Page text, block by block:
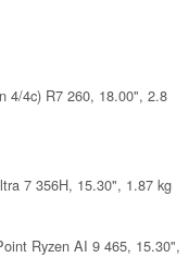
4/4c) R7 260, 18.00", 2.8
7 356H, 15.30", 1.87 kg
Ryzen AI 9 465, 15.30",